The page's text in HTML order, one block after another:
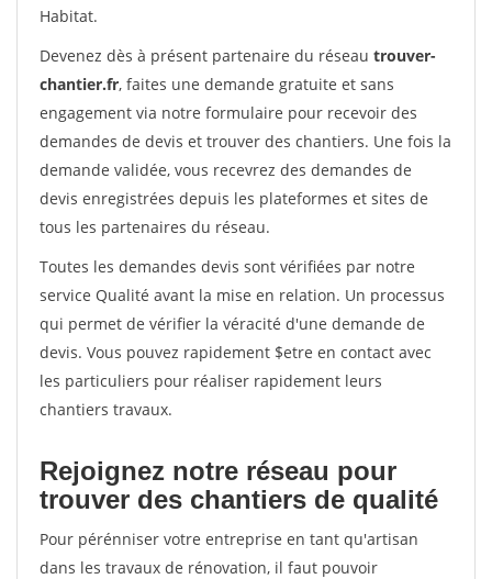
Habitat.
Devenez dès à présent partenaire du réseau trouver-
chantier.fr, faites une demande gratuite et sans
engagement via notre formulaire pour recevoir des
demandes de devis et trouver des chantiers. Une fois la
demande validée, vous recevrez des demandes de
devis enregistrées depuis les plateformes et sites de
tous les partenaires du réseau.
Toutes les demandes devis sont vérifiées par notre
service Qualité avant la mise en relation. Un processus
qui permet de vérifier la véracité d'une demande de
devis. Vous pouvez rapidement $etre en contact avec
les particuliers pour réaliser rapidement leurs
chantiers travaux.
Rejoignez notre réseau pour
trouver des chantiers de qualité
Pour pérénniser votre entreprise en tant qu'artisan
dans les travaux de rénovation, il faut pouvoir